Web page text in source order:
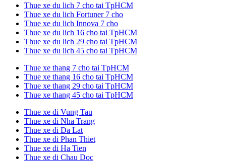
Thue xe du lich 7 cho tai TpHCM
Thue xe du lich Fortuner 7 cho
Thue xe du lich Innova 7 cho
Thue xe du lich 16 cho tai TpHCM
Thue xe du lich 29 cho tai TpHCM
Thue xe du lich 45 cho tai TpHCM
Thue xe thang 7 cho tai TpHCM
Thue xe thang 16 cho tai TpHCM
Thue xe thang 29 cho tai TpHCM
Thue xe thang 45 cho tai TpHCM
Thue xe di Vung Tau
Thue xe di Nha Trang
Thue xe di Da Lat
Thue xe di Phan Thiet
Thue xe di Ha Tien
Thue xe di Chau Doc